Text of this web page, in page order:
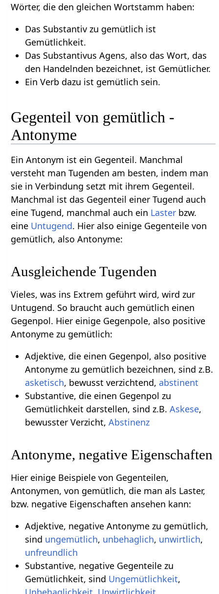
Wörter, die den gleichen Wortstamm haben:
Das Substantiv zu gemütlich ist
Gemütlichkeit.
Das Substantivus Agens, also das Wort, das
den Handelnden bezeichnet, ist Gemütlicher.
Ein Verb dazu ist gemütlich sein.
Gegenteil von gemütlich -
Antonyme
Ein Antonym ist ein Gegenteil. Manchmal
versteht man Tugenden am besten, indem man
sie in Verbindung setzt mit ihrem Gegenteil.
Manchmal ist das Gegenteil einer Tugend auch
eine Tugend, manchmal auch ein Laster bzw.
eine Untugend. Hier also einige Gegenteile von
gemütlich, also Antonyme:
Ausgleichende Tugenden
Vieles, was ins Extrem geführt wird, wird zur
Untugend. So braucht auch gemütlich einen
Gegenpol. Hier einige Gegenpole, also positive
Antonyme zu gemütlich:
Adjektive, die einen Gegenpol, also positive
Antonyme zu gemütlich bezeichnen, sind z.B.
asketisch, bewusst verzichtend, abstinent
Substantive, die einen Gegenpol zu
Gemütlichkeit darstellen, sind z.B. Askese,
bewusster Verzicht, Abstinenz
Antonyme, negative Eigenschaften
Hier einige Beispiele von Gegenteilen,
Antonymen, von gemütlich, die man als Laster,
bzw. negative Eigenschaften ansehen kann:
Adjektive, negative Antonyme zu gemütlich,
sind ungemütlich, unbehaglich, unwirtlich,
unfreundlich
Substantive, negative Gegenteile zu
Gemütlichkeit, sind Ungemütlichkeit,